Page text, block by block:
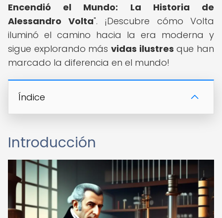
Encendió el Mundo: La Historia de
Alessandro Volta". ¡Descubre cómo Volta
iluminó el camino hacia la era moderna y
sigue explorando más vidas ilustres que han
marcado la diferencia en el mundo!
Índice
Introducción